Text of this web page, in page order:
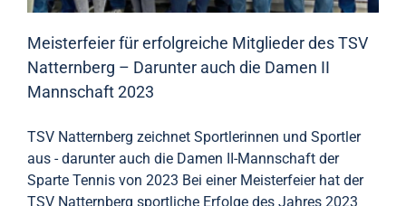
Meisterfeier für erfolgreiche Mitglieder des TSV
Natternberg – Darunter auch die Damen II
Mannschaft 2023
TSV Natternberg zeichnet Sportlerinnen und Sportler
aus - darunter auch die Damen II-Mannschaft der
Sparte Tennis von 2023 Bei einer Meisterfeier hat der
TSV Natternberg sportliche Erfolge des Jahres 2023